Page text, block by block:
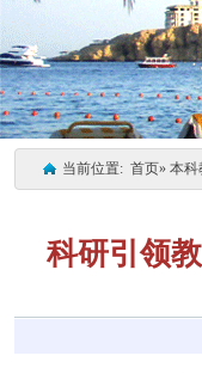
当前位置: 首页» 本科
科研引领